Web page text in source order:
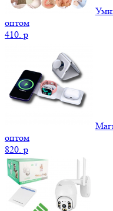
оптом
410. p
оптом
820. p